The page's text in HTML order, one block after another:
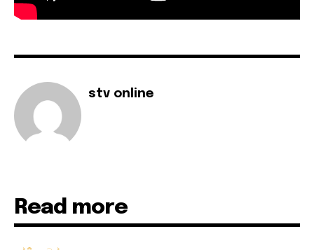
stv online
Read more